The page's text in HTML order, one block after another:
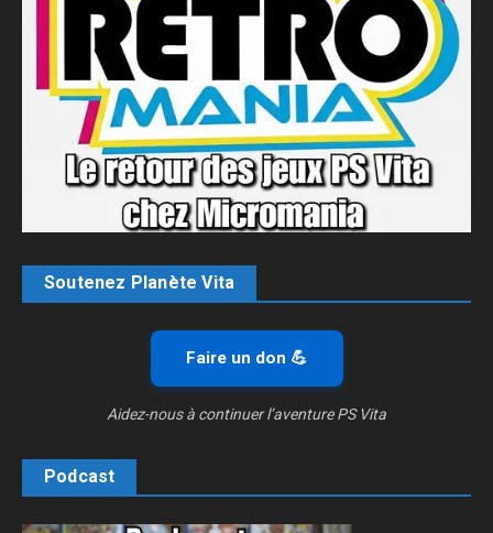
Soutenez Planète Vita
Faire un don 💪
Aidez-nous à continuer l’aventure PS Vita
Podcast